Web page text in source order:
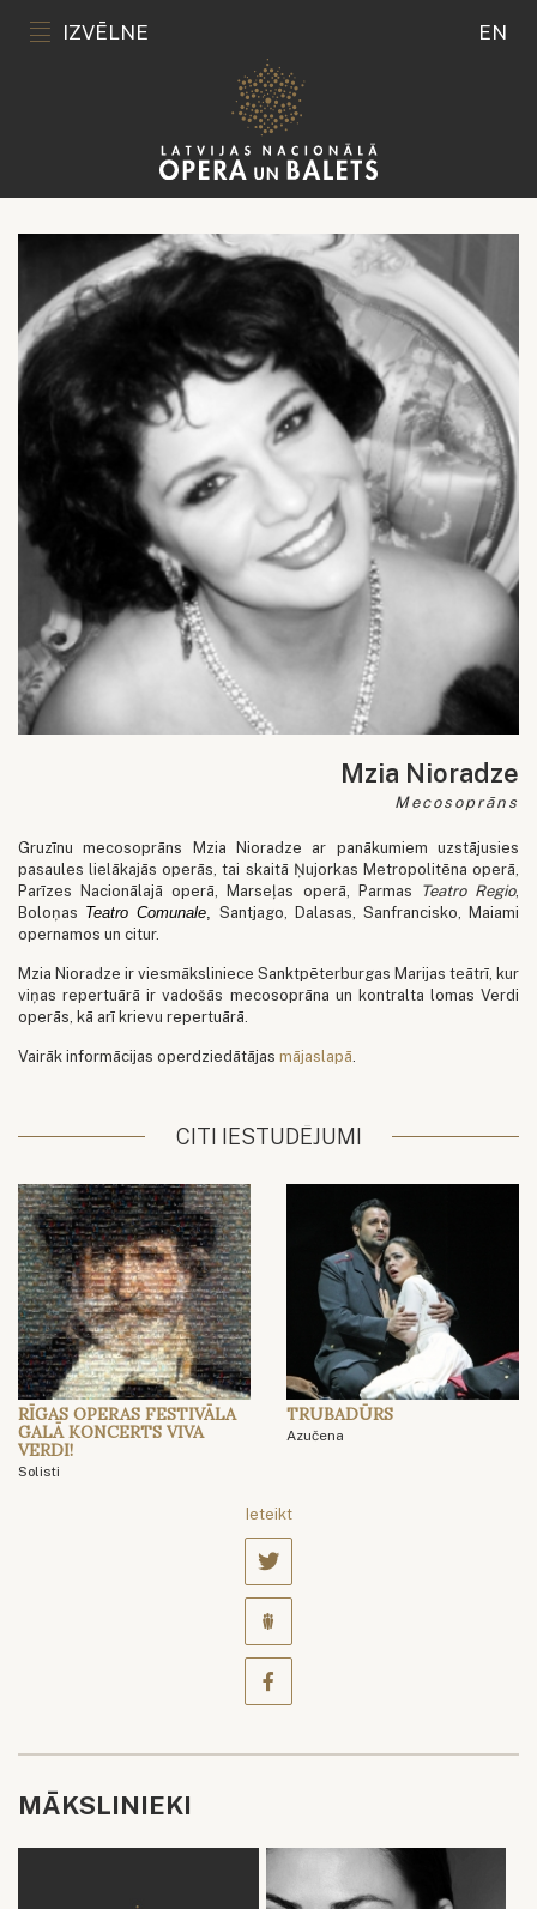
IZVĒLNE EN
Mzia Nioradze
Mecosoprāns
Gruzīnu mecosoprāns Mzia Nioradze ar panākumiem uzstājusies
pasaules lielākajās operās, tai skaitā Ņujorkas Metropolitēna operā,
Parīzes Nacionālajā operā, Marseļas operā, Parmas
Teatro Regio,
Boloņas Teatro Comunale
Santjago, Dalasas, Sanfrancisko, Maiami
opernamos un citur.
Mzia Nioradze ir viesmāksliniece Sanktpēterburgas Marijas teātrī, kur
viņas repertuārā ir vadošās mecosoprāna un kontralta lomas Verdi
operās, kā arī krievu repertuārā.
Vairāk informācijas operdziedātājas mājaslapā
CITI IESTUDĒJUMI
RĪGAS OPERAS FESTIVĀLA
GALĀ KONCERTS VIVA
VERDI!
Solisti
TRUBADŪRS
Azučena
Ieteikt
MĀKSLINIEKI